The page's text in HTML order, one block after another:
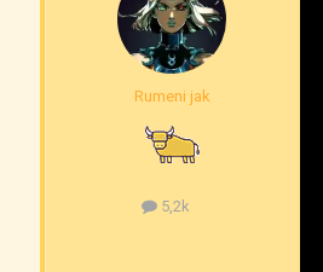
Rumeni jak
5,2k